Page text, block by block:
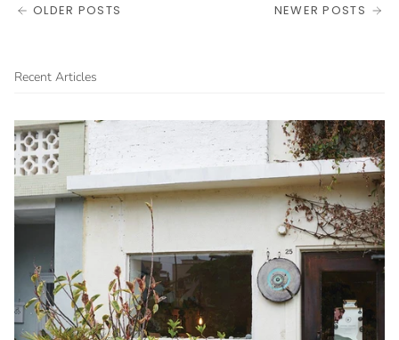
NEWER POSTS
OLDER POSTS
Recent Articles